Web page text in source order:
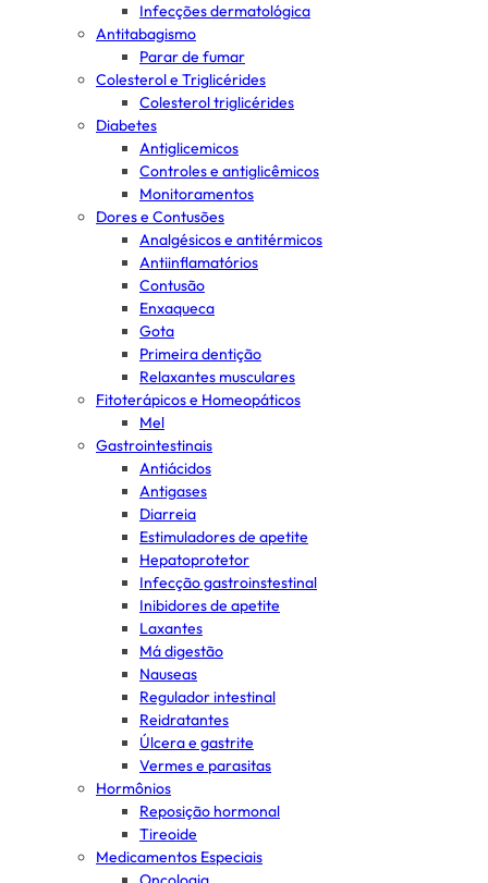
Infecções dermatológica
Antitabagismo
Parar de fumar
Colesterol e Triglicérides
Colesterol triglicérides
Diabetes
Antiglicemicos
Controles e antiglicêmicos
Monitoramentos
Dores e Contusões
Analgésicos e antitérmicos
Antiinflamatórios
Contusão
Enxaqueca
Gota
Primeira dentição
Relaxantes musculares
Fitoterápicos e Homeopáticos
Mel
Gastrointestinais
Antiácidos
Antigases
Diarreia
Estimuladores de apetite
Hepatoprotetor
Infecção gastroinstestinal
Inibidores de apetite
Laxantes
Má digestão
Nauseas
Regulador intestinal
Reidratantes
Úlcera e gastrite
Vermes e parasitas
Hormônios
Reposição hormonal
Tireoide
Medicamentos Especiais